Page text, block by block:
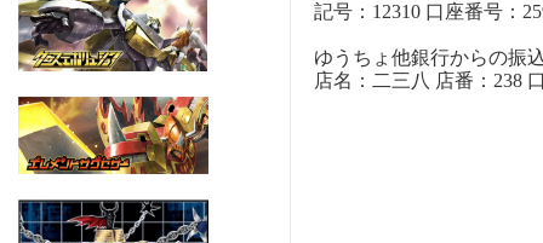
記号：12310 口座番号：
ゆうちょ他銀行からの振
店名：二三八 店番：238